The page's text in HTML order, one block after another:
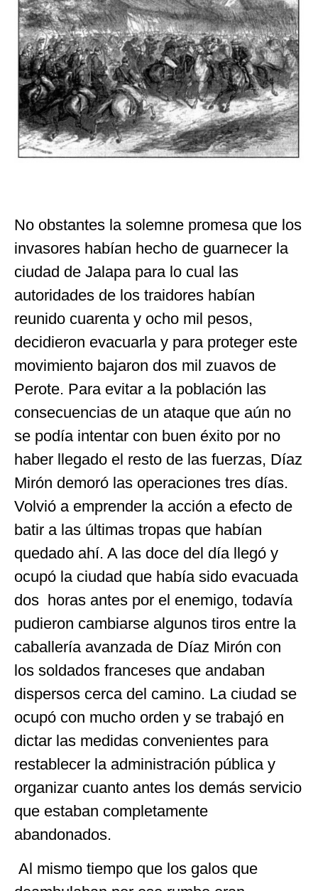
No obstantes la solemne promesa que los
invasores habían hecho de guarnecer la
ciudad de Jalapa para lo cual las
autoridades de los traidores habían
reunido cuarenta y ocho mil pesos,
decidieron evacuarla y para proteger este
movimiento bajaron dos mil zuavos de
Perote. Para evitar a la población las
consecuencias de un ataque que aún no
se podía intentar con buen éxito por no
haber llegado el resto de las fuerzas, Díaz
Mirón demoró las operaciones tres días.
Volvió a emprender la acción a efecto de
batir a las últimas tropas que habían
quedado ahí. A las doce del día llegó y
ocupó la ciudad que había sido evacuada
dos horas antes por el enemigo, todavía
pudieron cambiarse algunos tiros entre la
caballería avanzada de Díaz Mirón con
los soldados franceses que andaban
dispersos cerca del camino. La ciudad se
ocupó con mucho orden y se trabajó en
dictar las medidas convenientes para
restablecer la administración pública y
organizar cuanto antes los demás servicio
que estaban completamente
abandonados.
Al mismo tiempo que los galos que